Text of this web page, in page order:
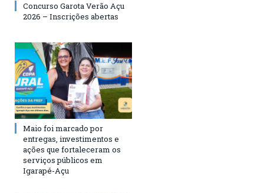
Concurso Garota Verão Açu
2026 – Inscrições abertas
Maio foi marcado por
entregas, investimentos e
ações que fortaleceram os
serviços públicos em
Igarapé-Açu